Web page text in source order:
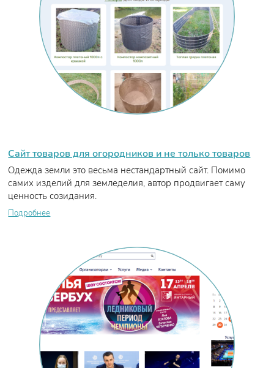
Сайт товаров для огородников и не только товаров
Одежда земли это весьма нестандартный сайт. Помимо
самих изделий для земледелия, автор продвигает саму
ценность созидания.
Подробнее